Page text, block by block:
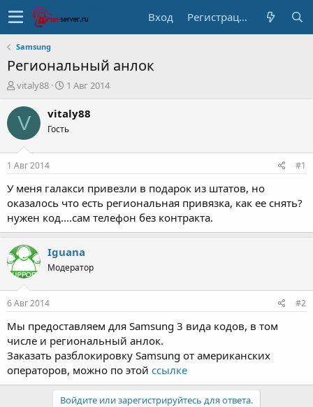
Вход Регистрация
Samsung
Региональный анлок
А
т
о
р
е
м
ы
vitaly88
Д
т
н
л
1 Авг 2014
V vitaly88
Гость
1 Авг 2014 #1
У меня галакси привезли в подарок из штатов, но
оказалось что есть региональная привязка, как ее снять?
нужен код....сам телефон без контракта.
Iguana
Модератор
6 Авг 2014 #2
Мы предоставляем для Samsung 3 вида кодов, в том
числе и региональный анлок.
Заказать разблокировку Samsung от американских
операторов, можно по этой ссылке
Войдите или зарегистрируйтесь для ответа.